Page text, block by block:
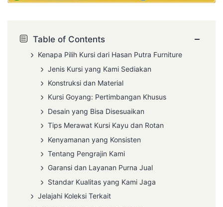
Table of Contents −
Kenapa Pilih Kursi dari Hasan Putra Furniture
Jenis Kursi yang Kami Sediakan
Konstruksi dan Material
Kursi Goyang: Pertimbangan Khusus
Desain yang Bisa Disesuaikan
Tips Merawat Kursi Kayu dan Rotan
Kenyamanan yang Konsisten
Tentang Pengrajin Kami
Garansi dan Layanan Purna Jual
Standar Kualitas yang Kami Jaga
Jelajahi Koleksi Terkait